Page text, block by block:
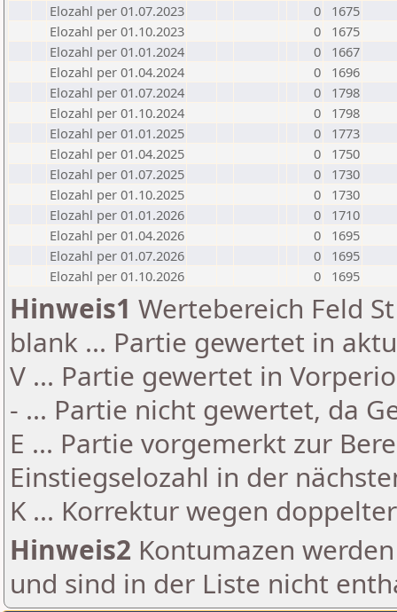
Elozahl per 01.07.2023
0
1675
Elozahl per 01.10.2023
0
1675
Elozahl per 01.01.2024
0
1667
Elozahl per 01.04.2024
0
1696
Elozahl per 01.07.2024
0
1798
Elozahl per 01.10.2024
0
1798
Elozahl per 01.01.2025
0
1773
Elozahl per 01.04.2025
0
1750
Elozahl per 01.07.2025
0
1730
Elozahl per 01.10.2025
0
1730
Elozahl per 01.01.2026
0
1710
Elozahl per 01.04.2026
0
1695
Elozahl per 01.07.2026
0
1695
Elozahl per 01.10.2026
0 1695
Hinweis1 Wertebereich Feld
blank ... Partie gewertet in
V ... Partie gewertet in
- ... Partie nicht gewertet, da
E ... Partie vorgemerkt zur
Einstiegselozahl in der
K ... Korrektur wegen
Hinweis2 Kontumazen
und sind in der Liste nicht